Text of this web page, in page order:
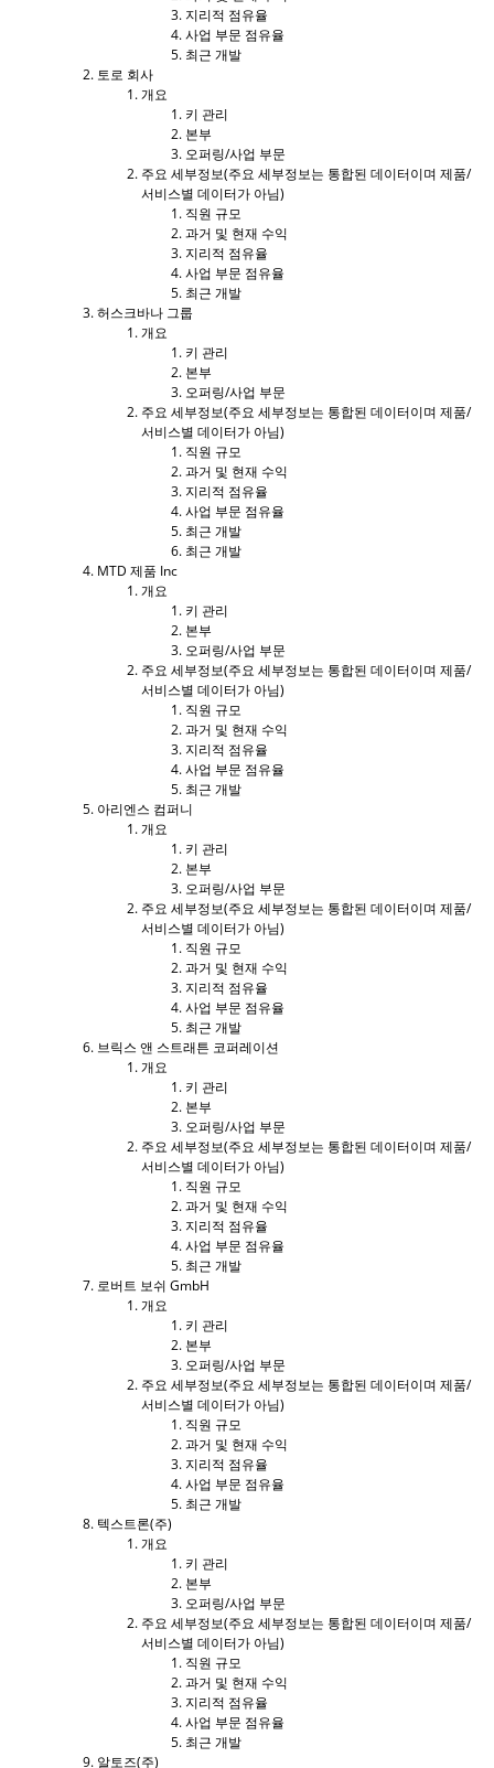
지리적 점유율
사업 부문 점유율
최근 개발
토로 회사
개요
키 관리
본부
오퍼링/사업 부문
주요 세부정보(주요 세부정보는 통합된 데이터이며 제품/
서비스별 데이터가 아님)
직원 규모
과거 및 현재 수익
지리적 점유율
사업 부문 점유율
최근 개발
허스크바나 그룹
개요
키 관리
본부
오퍼링/사업 부문
주요 세부정보(주요 세부정보는 통합된 데이터이며 제품/
서비스별 데이터가 아님)
직원 규모
과거 및 현재 수익
지리적 점유율
사업 부문 점유율
최근 개발
최근 개발
MTD 제품 Inc
개요
키 관리
본부
오퍼링/사업 부문
주요 세부정보(주요 세부정보는 통합된 데이터이며 제품/
서비스별 데이터가 아님)
직원 규모
과거 및 현재 수익
지리적 점유율
사업 부문 점유율
최근 개발
아리엔스 컴퍼니
개요
키 관리
본부
오퍼링/사업 부문
주요 세부정보(주요 세부정보는 통합된 데이터이며 제품/
서비스별 데이터가 아님)
직원 규모
과거 및 현재 수익
지리적 점유율
사업 부문 점유율
최근 개발
브릭스 앤 스트래튼 코퍼레이션
개요
키 관리
본부
오퍼링/사업 부문
주요 세부정보(주요 세부정보는 통합된 데이터이며 제품/
서비스별 데이터가 아님)
직원 규모
과거 및 현재 수익
지리적 점유율
사업 부문 점유율
최근 개발
로버트 보쉬 GmbH
개요
키 관리
본부
오퍼링/사업 부문
주요 세부정보(주요 세부정보는 통합된 데이터이며 제품/
서비스별 데이터가 아님)
직원 규모
과거 및 현재 수익
지리적 점유율
사업 부문 점유율
최근 개발
텍스트론(주)
개요
키 관리
본부
오퍼링/사업 부문
주요 세부정보(주요 세부정보는 통합된 데이터이며 제품/
서비스별 데이터가 아님)
직원 규모
과거 및 현재 수익
지리적 점유율
사업 부문 점유율
최근 개발
알토즈(주)